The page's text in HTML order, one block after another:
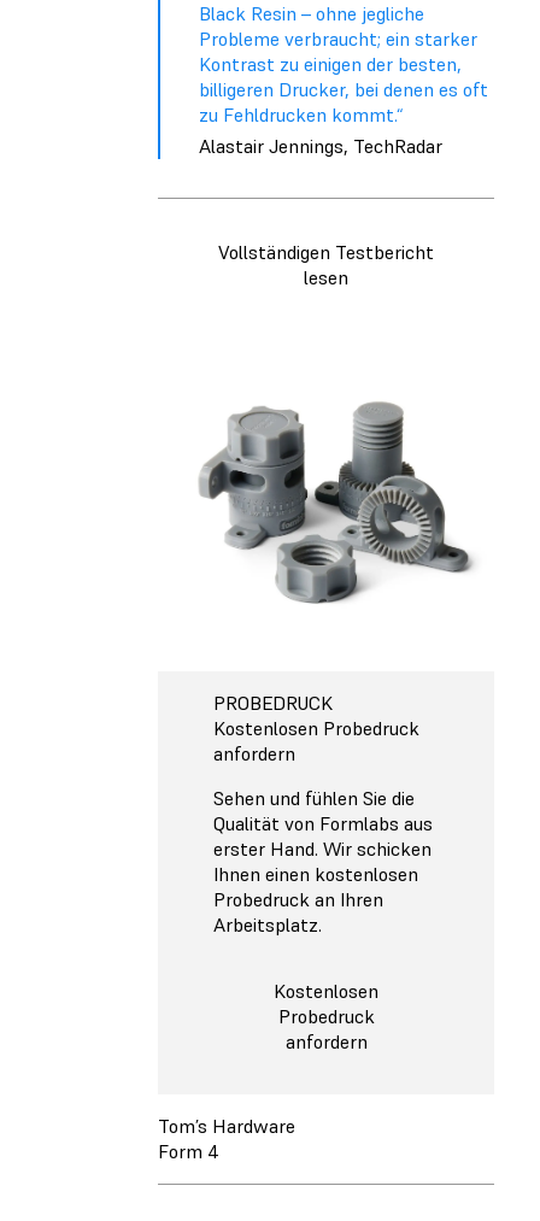
Black Resin – ohne jegliche
Probleme verbraucht; ein starker
Kontrast zu einigen der besten,
billigeren Drucker, bei denen es oft
zu Fehldrucken kommt.“
Alastair Jennings, TechRadar
Vollständigen Testbericht
lesen
PROBEDRUCK
Kostenlosen Probedruck
anfordern
Sehen und fühlen Sie die
Qualität von Formlabs aus
erster Hand. Wir schicken
Ihnen einen kostenlosen
Probedruck an Ihren
Arbeitsplatz.
Kostenlosen
Probedruck
anfordern
Tom’s Hardware
Form 4